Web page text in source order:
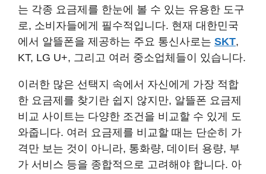
는 각종 요금제를 한눈에 볼 수 있는 유용한 도구
로, 소비자들에게 필수적입니다. 현재 대한민국
에서 알뜰폰을 제공하는 주요 통신사로는 SKT,
KT, LG U+, 그리고 여러 중소업체들이 있습니다.
이러한 많은 선택지 속에서 자신에게 가장 적합
한 요금제를 찾기란 쉽지 않지만, 알뜰폰 요금제
비교 사이트는 다양한 조건을 비교할 수 있게 도
와줍니다. 여러 요금제를 비교할 때는 단순히 가
격만 보는 것이 아니라, 통화량, 데이터 용량, 부
가 서비스 등을 종합적으로 고려해야 합니다. 아